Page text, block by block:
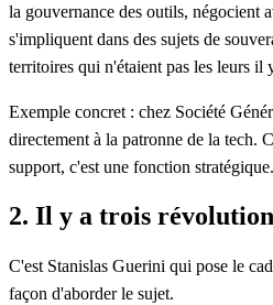
la gouvernance des outils, négocient
s'impliquent dans des sujets de
territoires qui n'étaient pas les leurs il
Exemple concret : chez Société
directement à la patronne de la tech.
support, c'est une fonction stratégique.
2. Il y a trois
C'est Stanislas Guerini qui pose le
façon d'aborder le sujet.